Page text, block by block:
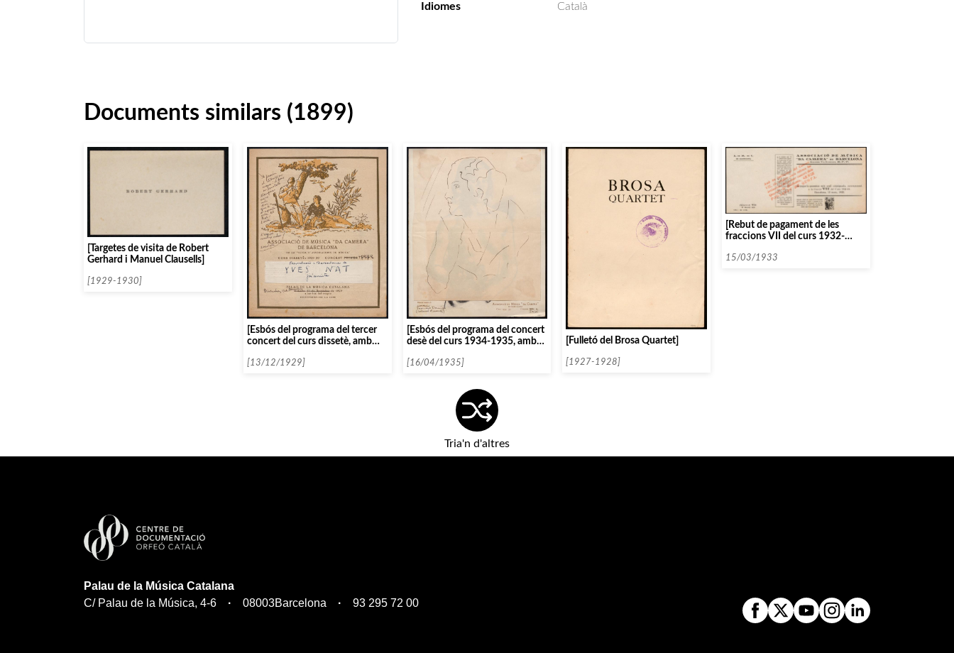
Idiomes
Català
Documents similars (1899)
[Targetes de visita de Robert
Gerhard i Manuel Clausells]
[1929-1930]
[Esbós del programa del tercer
concert del curs dissetè, amb
[13/12/1929]
[Esbós del programa del concert
desè del curs 1934-1935, amb
Pau Casals]
[16/04/1935]
[Fulletó del Brosa Quartet]
[1927-1928]
[Rebut de pagament de les
fraccions VII del curs 1932-
15/03/1933
Tria'n d'altres
Palau de la Música Catalana
C/ Palau de la Música, 4-6
08003Barcelona 93 295 72 00